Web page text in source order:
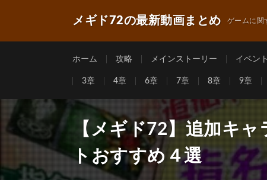
メギド72の最新動画まとめ ゲームに関
ホーム 攻略 メインストーリー イベント
3章 4章 6章 7章 8章 9章
【メギド72】追加キ
トおすすめ４選